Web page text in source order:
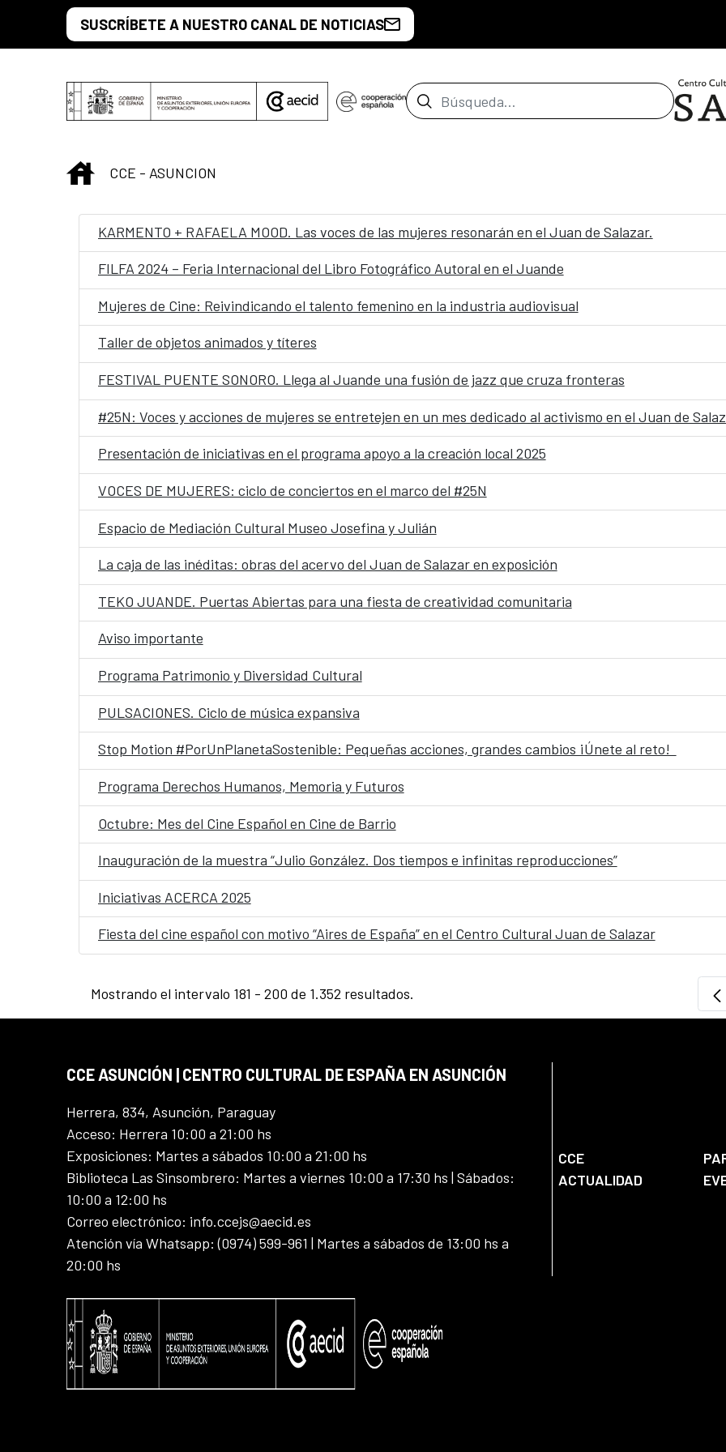
Saltar al contenido principal
SUSCRÍBETE A NUESTRO CANAL DE NOTICIAS
Barra de búsqueda
INICIO
CCE - ASUNCION
KARMENTO + RAFAELA MOOD. Las voces de las mujeres resonarán en el Juan de Salazar.
FILFA 2024 – Feria Internacional del Libro Fotográfico Autoral en el Juande
Mujeres de Cine: Reivindicando el talento femenino en la industria audiovisual
Taller de objetos animados y títeres
FESTIVAL PUENTE SONORO. Llega al Juande una fusión de jazz que cruza fronteras
#25N: Voces y acciones de mujeres se entretejen en un mes dedicado al activismo en el Juan de
Presentación de iniciativas en el programa apoyo a la creación local 2025
VOCES DE MUJERES: ciclo de conciertos en el marco del #25N
Espacio de Mediación Cultural Museo Josefina y Julián
La caja de las inéditas: obras del acervo del Juan de Salazar en exposición
TEKO JUANDE. Puertas Abiertas para una fiesta de creatividad comunitaria
Aviso importante
Programa Patrimonio y Diversidad Cultural
PULSACIONES. Ciclo de música expansiva
Stop Motion #PorUnPlanetaSostenible: Pequeñas acciones, grandes cambios ¡Únete al reto!
Programa Derechos Humanos, Memoria y Futuros
Octubre: Mes del Cine Español en Cine de Barrio
Inauguración de la muestra “Julio González. Dos tiempos e infinitas reproducciones”
Iniciativas ACERCA 2025
Fiesta del cine español con motivo “Aires de España” en el Centro Cultural Juan de Salazar
Mostrando el intervalo 181 - 200 de 1.352 resultados.
CCE ASUNCIÓN | CENTRO CULTURAL DE ESPAÑA EN ASUNCIÓN
Herrera, 834, Asunción, Paraguay
Acceso: Herrera 10:00 a 21:00 hs
Exposiciones: Martes a sábados 10:00 a 21:00 hs
Biblioteca Las Sinsombrero: Martes a viernes 10:00 a 17:30 hs | Sábados:
10:00 a 12:00 hs
Correo electrónico: info.ccejs@aecid.es
Atención vía Whatsapp: (0974) 599-961 | Martes a sábados de 13:00 hs a
20:00 hs
CCE
ACTUALIDAD